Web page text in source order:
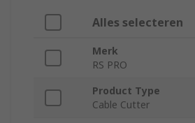
Alles selecteren
Merk
RS PRO
Product Type
Cable Cutter